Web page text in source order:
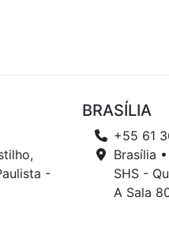
-
BRASÍLIA
+55 61
Brasília
SHS -
A Sala